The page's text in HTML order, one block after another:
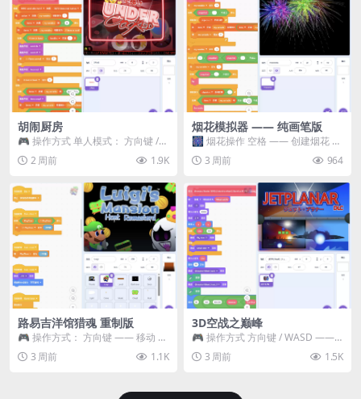
胡闹厨房
🎮 操作方式 单人模式： 方向键 /
WASD —— 移动 Z / K —— 抓...
2 周前 1.9K
烟花模拟器 —— 纯画笔版
🎆 烟花操作 空格 —— 创建烟花 1
~ 3 —— 切换烟花类型 普通烟花
嘶...3 周前 964
路易吉洋馆猎魂 重制版
🎮 操作方式： 方向键 —— 移动 &
跳跃 空格 —— 打开宝箱 将你...
3 周前 1.1K
3D空战之巅峰
🎮 操作方式 方向键 / WASD ——
移动 Z / K —— 射击 / 攻击...
3 周前 1.5K